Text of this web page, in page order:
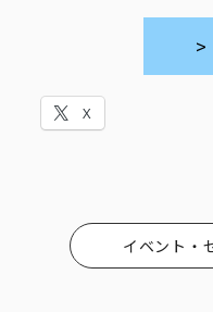
>
X
イベント・